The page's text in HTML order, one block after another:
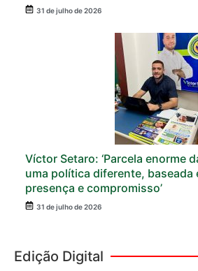
31 de julho de 2026
Víctor Setaro: ‘Parcela enorme
uma política diferente, baseada
presença e compromisso’
31 de julho de 2026
Edição Digital